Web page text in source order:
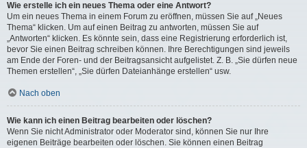
Wie erstelle ich ein neues Thema oder eine Antwort?
Um ein neues Thema in einem Forum zu eröffnen, müssen Sie auf „Neues
Thema“ klicken. Um auf einen Beitrag zu antworten, müssen Sie auf
„Antworten“ klicken. Es könnte sein, dass eine Registrierung erforderlich ist,
bevor Sie einen Beitrag schreiben können. Ihre Berechtigungen sind jeweils
am Ende der Foren- und der Beitragsansicht aufgelistet. Z. B. „Sie dürfen neue
Themen erstellen“, „Sie dürfen Dateianhänge erstellen“ usw.
Nach oben
Wie kann ich einen Beitrag bearbeiten oder löschen?
Wenn Sie nicht Administrator oder Moderator sind, können Sie nur Ihre
eigenen Beiträge bearbeiten oder löschen. Sie können einen Beitrag